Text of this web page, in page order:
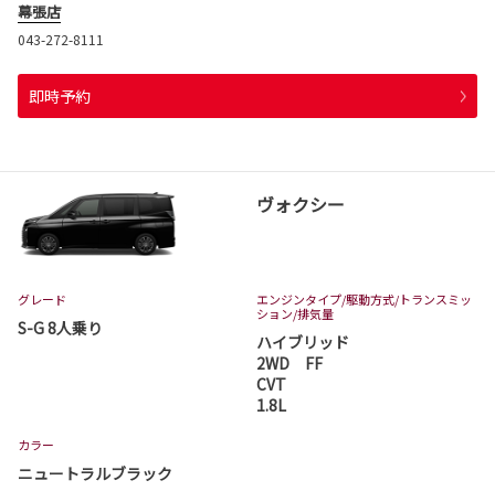
幕張店
043-272-8111
即時予約
ヴォクシー
グレード
S-G 8人乗り
エンジンタイプ/駆動方式/トランスミッ
ション/排気量
ハイブリッド
2WD FF
CVT
1.8L
カラー
ニュートラルブラック